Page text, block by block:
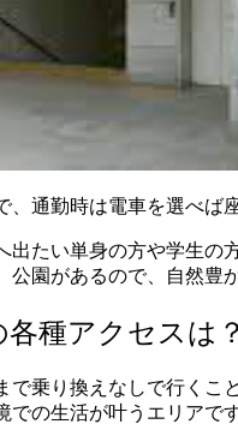
通勤時は電車を選べば
出たい単身の方や学生
園があるので、自然豊
種アクセスは？
で乗り換えなしで行く
の生活が叶うエリアです